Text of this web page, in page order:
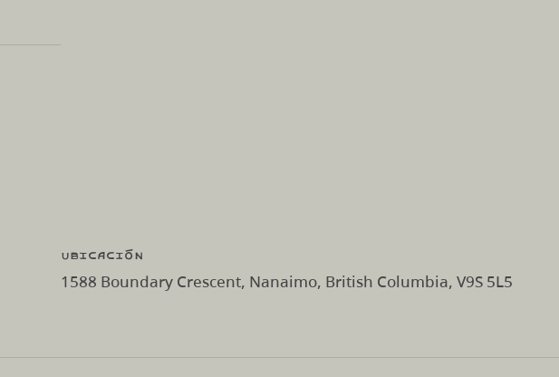
Ubicación
1588 Boundary Crescent, Nanaimo, British Columbia, V9S 5L5